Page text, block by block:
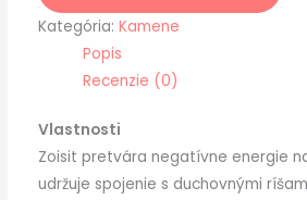
Kategória: Kamene
Popis
Recenzie (0)
Vlastnosti
Zoisit pretvára negatívne energie
udržuje spojenie s duchovnými